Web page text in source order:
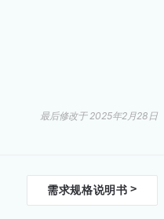
最后修改于 2025年2月28日
需求规格说明书>